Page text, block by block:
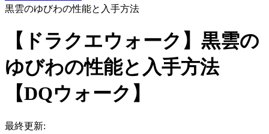
黒雲のゆびわの性能と入手方法
【ドラクエウォーク】黒雲の
ゆびわの性能と入手方法
【DQウォーク】
最終更新: